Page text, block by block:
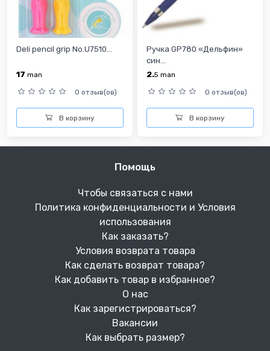
Deli pencil grip No.U7510...
17 man
0 отзыв(ов)
В корзину
Ручка GP780 «Дельфин»
син...
2.5 man
0 отзыв(ов)
В корзину
Помощь
Чтобы связаться с нами
Политика конфиденциальности и Условия
использования
Как заказать?
Условия возврата товара
Как сделать возврат товара?
Как добавить товар в избранное?
О нас
Как зарегистрироваться?
Вакансии
Как выбрать размер?